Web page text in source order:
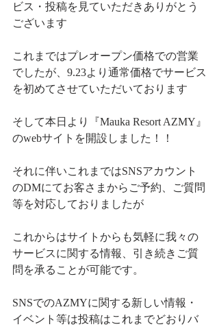
ビス・投稿を見ていただきありがとう
ございます
これまではプレオープン価格での営業
でしたが、9.23より通常価格でサービス
を初めてさせていただいております
そして本日より『Mauka Resort AZMY』
のwebサイトを開設しました！！
それに伴いこれまではSNSアカウント
のDMにてお客さまからご予約、ご質問
等を対応しておりましたが
これからはサイトからも気軽に我々の
サービスに関する情報、引き続きご質
問を承ることが可能です。
SNSでのAZMYに関する新しい情報・
イベント等は投稿はこれまでどおりバ